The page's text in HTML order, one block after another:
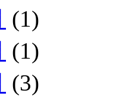
(1)
(1)
(3)